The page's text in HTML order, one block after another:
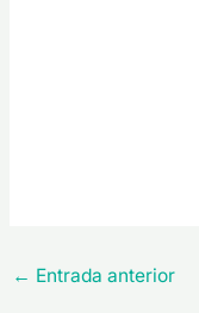
← Entrada anterior